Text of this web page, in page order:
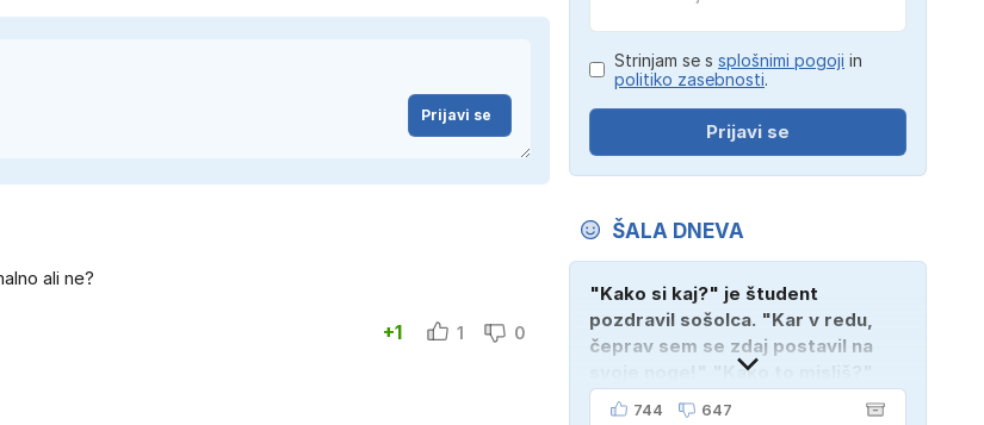
Prijavi se
ali ne?
+1 1 0
Strinjam se s splošnimi pogoji in
politiko zasebnosti.
Prijavi se
ŠALA DNEVA
"Kako si kaj?" je študent
pozdravil sošolca. "Kar v redu,
čeprav sem se zdaj postavil na
svoje noge!" "Kako to misliš?"
"Oče mi je vzel avto!"
744 647